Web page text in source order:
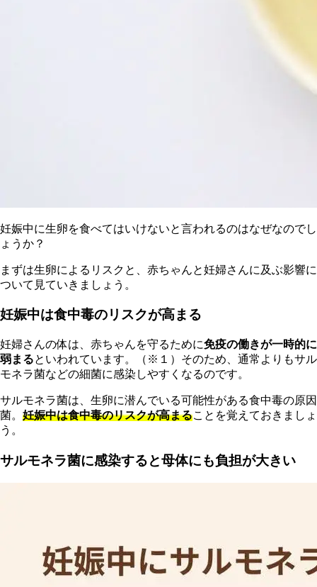
妊娠中に生卵を食べてはいけないと言われるのはなぜなのでし
ょうか？
まずは生卵によるリスクと、赤ちゃんと妊婦さんに及ぶ影響に
ついて見ていきましょう。
妊娠中は食中毒のリスクが高まる
妊婦さんの体は、赤ちゃんを守るために免疫の働きが一時的に
弱まるといわれています。（※１）そのため、通常よりもサル
モネラ菌などの細菌に感染しやすくなるのです。
サルモネラ菌は、生卵に潜んでいる可能性がある食中毒の原因
菌。 妊娠中は食中毒のリスクが高まることを覚えておきましょ
う。
サルモネラ菌に感染すると母体にも負担が大きい